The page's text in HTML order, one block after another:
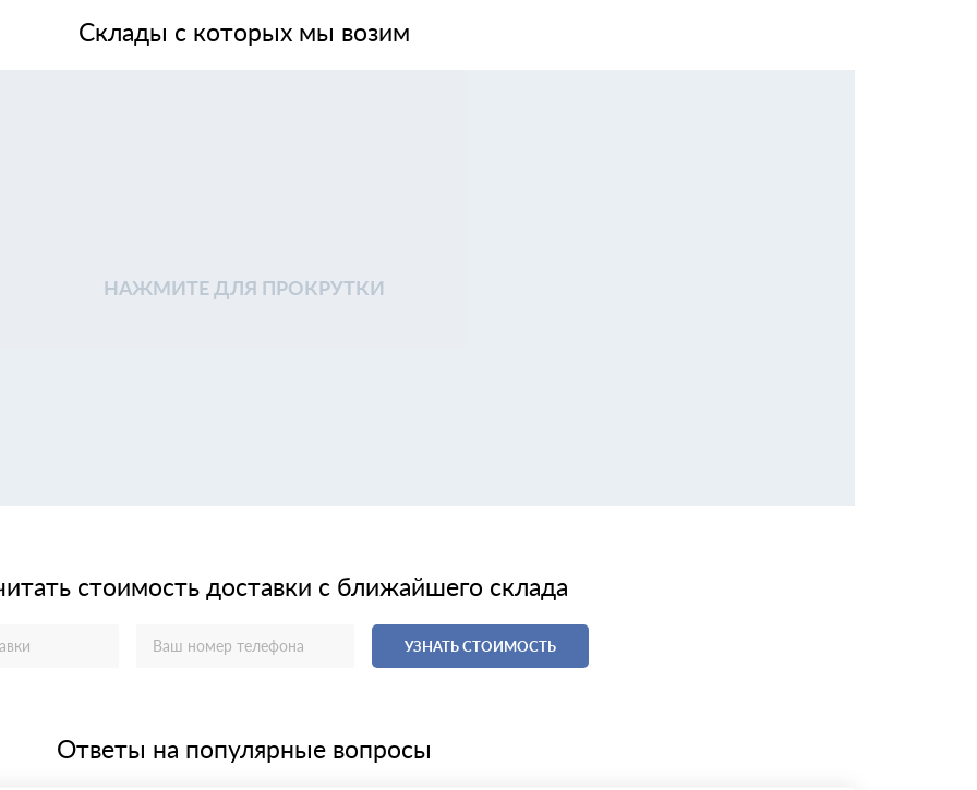
Склады с которых мы возим
НАЖМИТЕ ДЛЯ ПРОКРУТКИ
стоимость доставки с ближайшего склада
УЗНАТЬ СТОИМОСТЬ
Ответы на популярные вопросы